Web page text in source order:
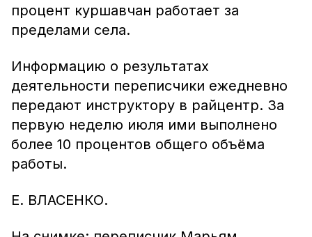
процент куршавчан работает за
пределами села.
Информацию о результатах
деятельности переписчики ежедневно
передают инструктору в райцентр. За
первую неделю июля ими выполнено
более 10 процентов общего объёма
работы.
Е. ВЛАСЕНКО.